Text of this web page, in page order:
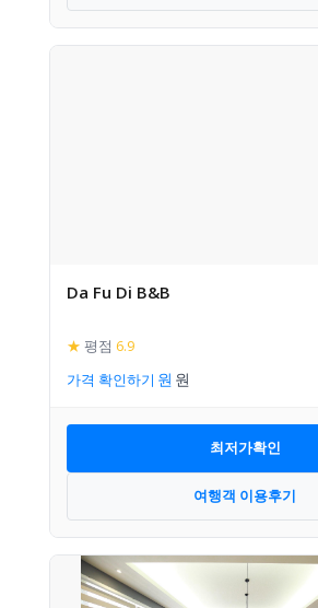
Da Fu Di B&B
★ 평점 6.9
가격 확인하기
최저가확인
여행객 이용후기